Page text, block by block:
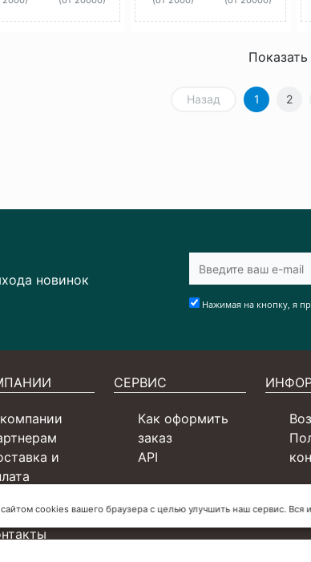
Назад 1 2
новинок
Нажимая на кнопку, я
и
для СП
СЕРВИС
Как оформить
заказ
API
cookies вашего браузера с целью улучшить наш сервис.